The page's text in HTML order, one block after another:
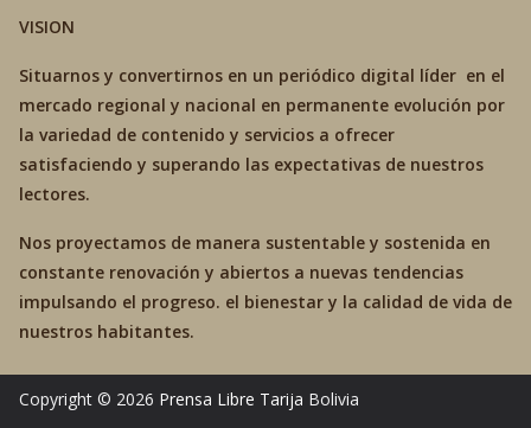
VISION
Situarnos y convertirnos en un periódico digital líder en el
mercado regional y nacional en permanente evolución por
la variedad de contenido y servicios a ofrecer
satisfaciendo y superando las expectativas de nuestros
lectores.
Nos proyectamos de manera sustentable y sostenida en
constante renovación y abiertos a nuevas tendencias
impulsando el progreso. el bienestar y la calidad de vida de
nuestros habitantes.
Copyright © 2026 Prensa Libre Tarija Bolivia